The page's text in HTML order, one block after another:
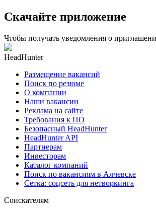
Скачайте приложение
Чтобы получать уведомления о
HeadHunter
Размещение вакансий
Поиск по резюме
О компании
Наши вакансии
Реклама на сайте
Требования к ПО
Безопасный HeadHunter
HeadHunter API
Партнерам
Инвесторам
Каталог компаний
Поиск по вакансиям в Алчевске
Сетка: соцсеть для нетворкинга
Соискателям